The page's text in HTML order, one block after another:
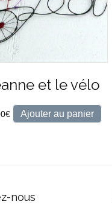
et le vélo
€ Ajouter au panier
nous